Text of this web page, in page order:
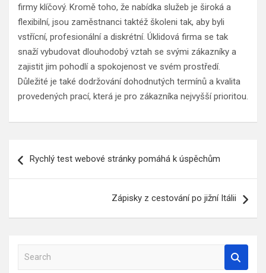
firmy klíčový. Kromě toho, že nabídka služeb je široká a
flexibilní, jsou zaměstnanci taktéž školeni tak, aby byli
vstřícní, profesionální a diskrétní. Úklidová firma se tak
snaží vybudovat dlouhodobý vztah se svými zákazníky a
zajistit jim pohodlí a spokojenost ve svém prostředí.
Důležité je také dodržování dohodnutých termínů a kvalita
provedených prací, která je pro zákazníka nejvyšší prioritou.
proRychlý test webové stránky pomáhá k úspěchům
Zápisky z cestování po jižní Itálii